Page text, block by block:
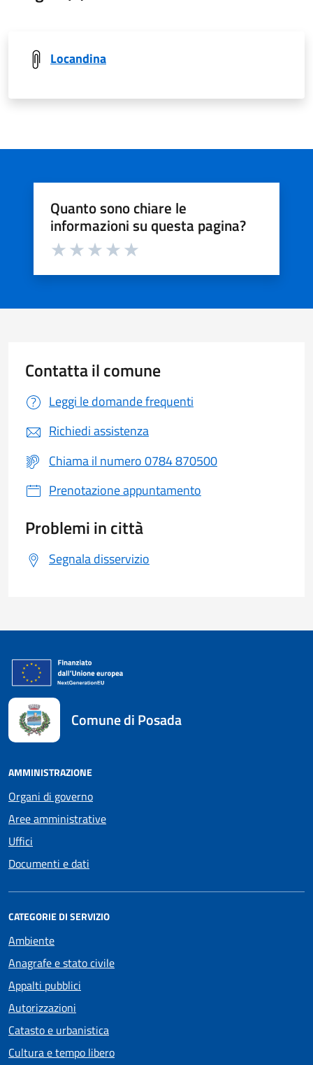
Locandina
Quanto sono chiare le
informazioni su questa pagina?
Valuta da 1 a 5 stelle la pagina
Contatta il comune
Leggi le domande frequenti
Richiedi assistenza
Chiama il numero 0784 870500
Prenotazione appuntamento
Problemi in città
Segnala disservizio
Comune di Posada
AMMINISTRAZIONE
Organi di governo
Aree amministrative
Uffici
Documenti e dati
CATEGORIE DI SERVIZIO
Ambiente
Anagrafe e stato civile
Appalti pubblici
Autorizzazioni
Catasto e urbanistica
Cultura e tempo libero